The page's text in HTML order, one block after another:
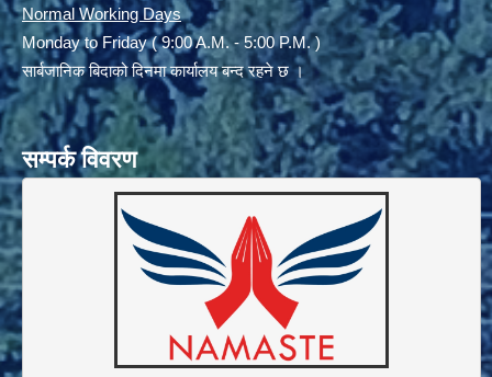
Normal Working Days
Monday to Friday ( 9:00 A.M. - 5:00 P.M. )
सार्बजानिक बिदाको दिनमा कार्यालय बन्द रहने छ ।
सम्पर्क विवरण